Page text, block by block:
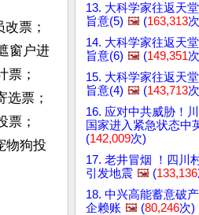
票；
窗户进
票；
票；
票；
物狗投
13. 大科学家往返天
旨意(5) 🖼️ (163,313
14. 大科学家往返天
旨意(6) 🖼️ (149,351
15. 大科学家往返天
旨意(4) 🖼️ (143,713
16. 应对中共威胁！
国家进入紧急状态中
(142,009次)
17. 老井冒烟 ！四川
引发地震 🖼️ (133,136
18. 中兴高能蓄意破
企赖账 🖼️ (80,246次)